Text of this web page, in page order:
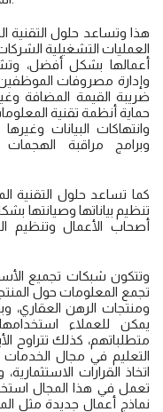
هذا وتساعد حلول التقنية
العمليات التشغيلية
أعمالها بشكل أفضل،
وإدارة مصروفات
ضريبة القيمة المضافة
حماية أنظمة تقنية
وانتهاكات البيانات
وبرامج مراقبة الهجمات
كما تساعد حلول التقنية
تنظيم بياناتها وصيانتها
أصحاب الأعمال وتنظيم
وتتكون شبكات تجميع
تجمع المعلومات حول
ومنتجات الرهن العقاري،
يمكن للعملاء
متطلباتهم، كذلك تتراوح
التعليم في مجال الخدمات
اتخاذ القرارات
تعمل في هذا المجال
نماذج أعمال جديدة مثل